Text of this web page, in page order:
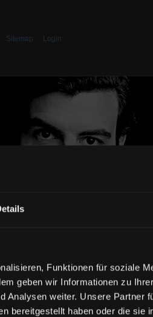
Funktionen für soziale
geben wir Informationen zu
Analysen weiter. Unsere Partner
bereitgestellt haben oder die sie
Sitemap Login